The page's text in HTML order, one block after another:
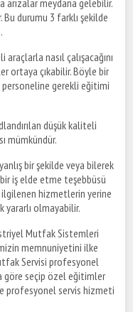
meydana gelebilir.
durumu 3 farklı şekilde
nasıl çalışacağını
ortaya çıkabilir. Böyle bir
gerekli eğitimi
düşük kaliteli
mümkündür.
bir şekilde veya bilerek
iş elde etme teşebbüsü
ilgilenen hizmetlerin yerine
yararlı olmayabilir.
Mutfak Sistemleri
memnuniyetini ilke
Servisi profesyonel
göre seçip özel eğitimler
profesyonel servis hizmeti